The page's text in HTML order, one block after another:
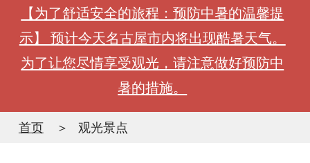
【为了舒适安全的旅程：预防中暑的温馨提
示】 预计今天名古屋市内将出现酷暑天气。
为了让您尽情享受观光，请注意做好预防中
暑的措施。
首页 观光景点